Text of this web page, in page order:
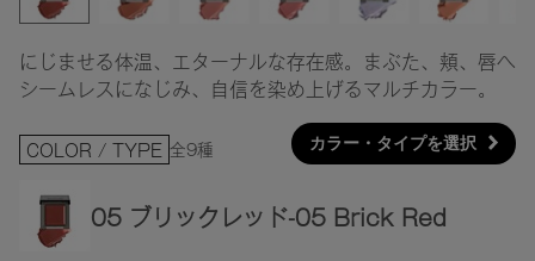
にじませる体温、エターナルな存在感。まぶた、頬、唇へ
シームレスになじみ、自信を染め上げるマルチカラー。
COLOR / TYPE 全9種 カラー・タイプを選択
05 ブリックレッド-05 Brick Red